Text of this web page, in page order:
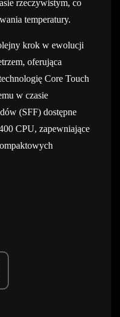
rzeczywistym, co
temperatury.
krok w ewolucji
oferująca
Core Touch
w czasie
(SFF) dostępne
CPU, zapewniające